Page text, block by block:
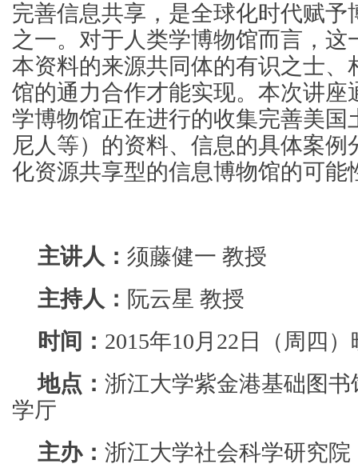
完善信息共享，是全球化时代赋予
之一。对于人类学博物馆而言，这
本资料的来源共同体的有识之士、
馆的通力合作才能实现。本次讲座
学博物馆正在进行的收集完善美国
尼人等）的资料、信息的具体案例
化资源共享型的信息博物馆的可能
主讲人： 须藤健一 教授
主持人： 阮云星 教授
时间： 2015年10月22日（周四）
地点： 浙江大学紫金港基础图
学厅
主办： 浙江大学社会科学研究院